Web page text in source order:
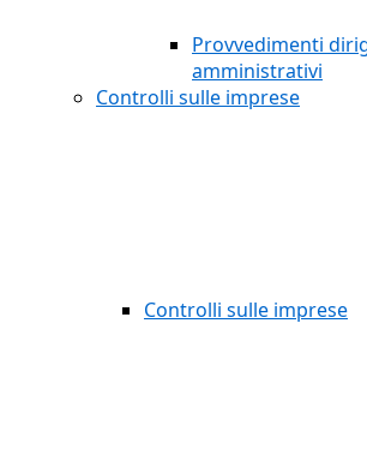
Provvedimenti
amministrativi
Controlli sulle imprese
Controlli sulle imprese